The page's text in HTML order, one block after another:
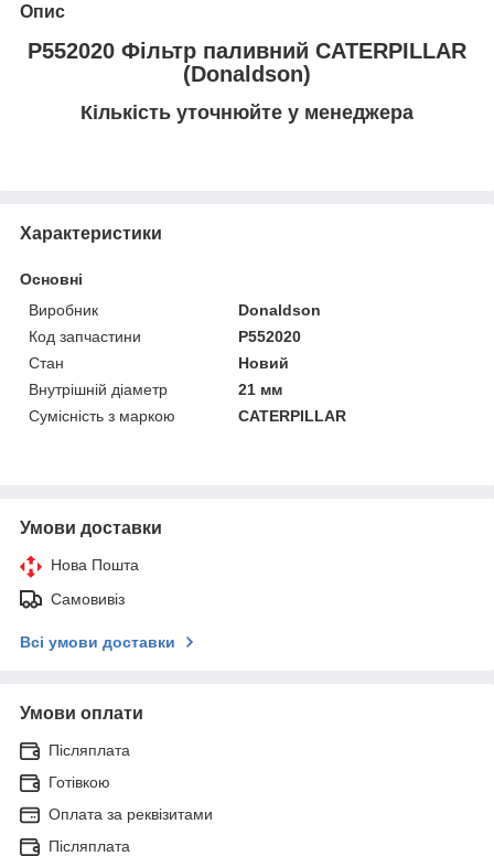
Опис
P552020 Фільтр паливний CATERPILLAR
(Donaldson)
Кількість уточнюйте у менеджера
Характеристики
Основні
Виробник
Donaldson
Код запчастини
P552020
Стан
Новий
Внутрішній діаметр
21 мм
Сумісність з маркою
CATERPILLAR
Умови доставки
Нова Пошта
Самовивіз
Всі умови доставки
Умови оплати
Післяплата
Готівкою
Оплата за реквізитами
Післяплата